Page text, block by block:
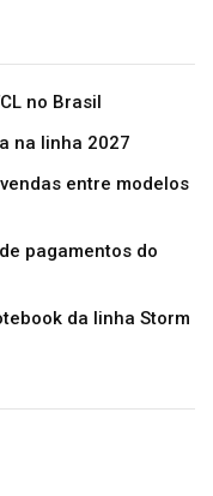
no Brasil
na linha 2027
entre modelos
pagamentos do
da linha Storm